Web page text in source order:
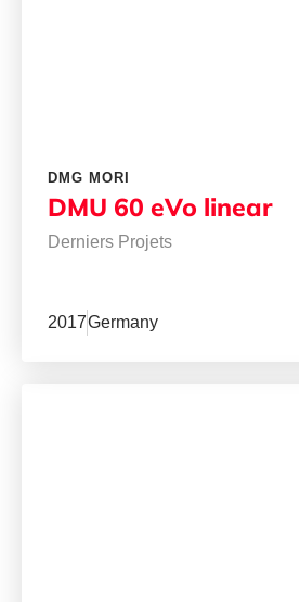
DMG MORI
DMU 60 eVo linear
Derniers Projets
2017Germany